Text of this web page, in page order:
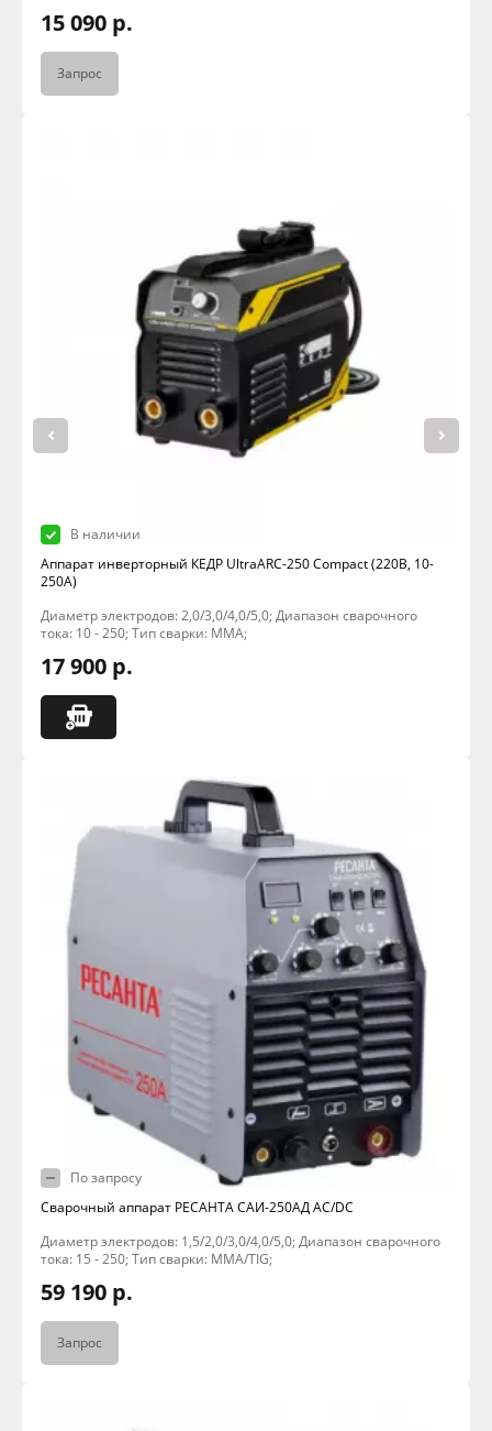
15 090 р.
Запрос
В наличии
Аппарат инверторный КЕДР UltraARC-250 Compact (220В, 10-
250А)
Диаметр электродов: 2,0/3,0/4,0/5,0; Диапазон сварочного
тока: 10 - 250; Тип сварки: MMA;
17 900 р.
По запросу
Сварочный аппарат РЕСАНТА САИ-250АД AC/DC
Диаметр электродов: 1,5/2,0/3,0/4,0/5,0; Диапазон сварочного
тока: 15 - 250; Тип сварки: MMA/TIG;
59 190 р.
Запрос